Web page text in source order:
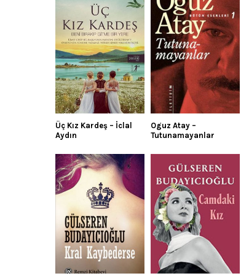
Üç Kız Kardeş – İclal
Aydın
Oguz Atay –
Tutunamayanlar